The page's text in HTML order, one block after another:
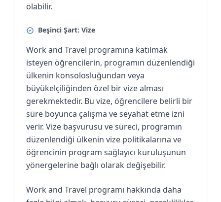
olabilir.
Beşinci Şart: Vize
Work and Travel programına katılmak
isteyen öğrencilerin, programın düzenlendiği
ülkenin konsolosluğundan veya
büyükelçiliğinden özel bir vize alması
gerekmektedir. Bu vize, öğrencilere belirli bir
süre boyunca çalışma ve seyahat etme izni
verir. Vize başvurusu ve süreci, programın
düzenlendiği ülkenin vize politikalarına ve
öğrencinin program sağlayıcı kuruluşunun
yönergelerine bağlı olarak değişebilir.
Work and Travel programı hakkında daha